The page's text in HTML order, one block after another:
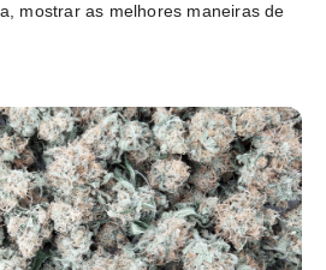
mostrar as melhores maneiras de